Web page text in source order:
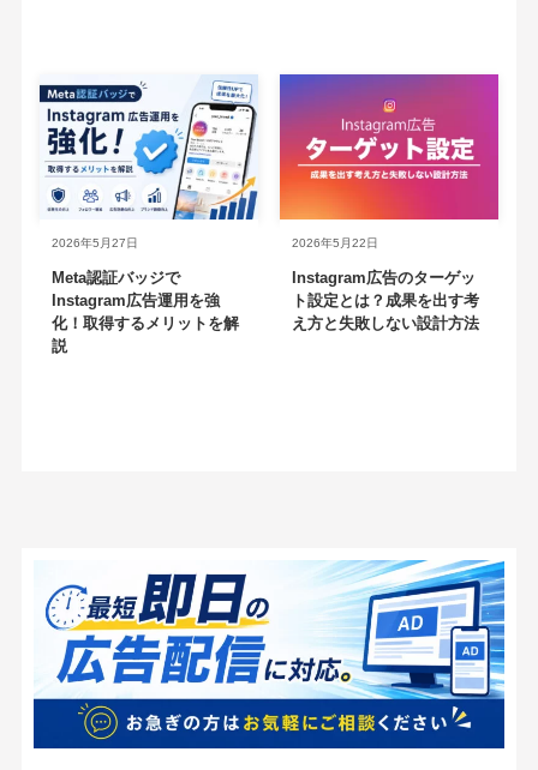
Meta認証バッジで
Instagram広告運用を強
化！取得するメリットを解
説
2026年5月27日
Instagram広告のターゲッ
ト設定とは？成果を出す考
え方と失敗しない設計方法
2026年5月22日